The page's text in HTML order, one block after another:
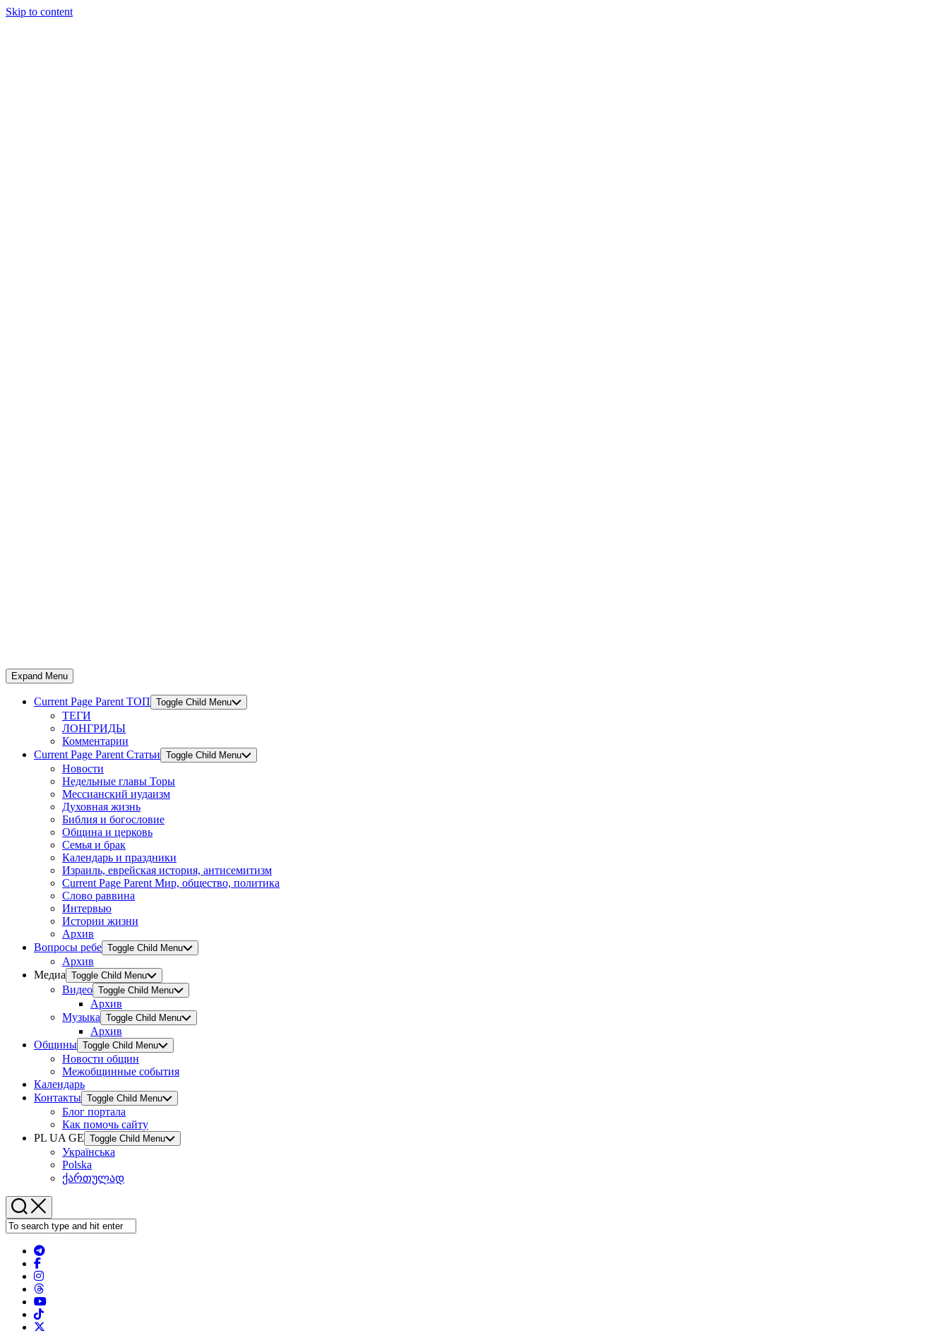
Skip to content
Expand Menu
Current Page Parent ТОП Toggle Child Menu
ТЕГИ
ЛОНГРИДЫ
Комментарии
Current Page Parent Статьи Toggle Child Menu
Новости
Недельные главы Торы
Мессианский иудаизм
Духовная жизнь
Библия и богословие
Община и церковь
Семья и брак
Календарь и праздники
Израиль, еврейская история, антисемитизм
Current Page Parent Мир, общество, политика
Слово раввина
Интервью
Истории жизни
Архив
Вопросы ребе Toggle Child Menu
Архив
Медиа Toggle Child Menu
Видео Toggle Child Menu
Архив
Музыка Toggle Child Menu
Архив
Общины Toggle Child Menu
Новости общин
Межобщинные события
Календарь
Контакты Toggle Child Menu
Блог портала
Как помочь сайту
PL UA GE Toggle Child Menu
Українська
Polska
ქართულად